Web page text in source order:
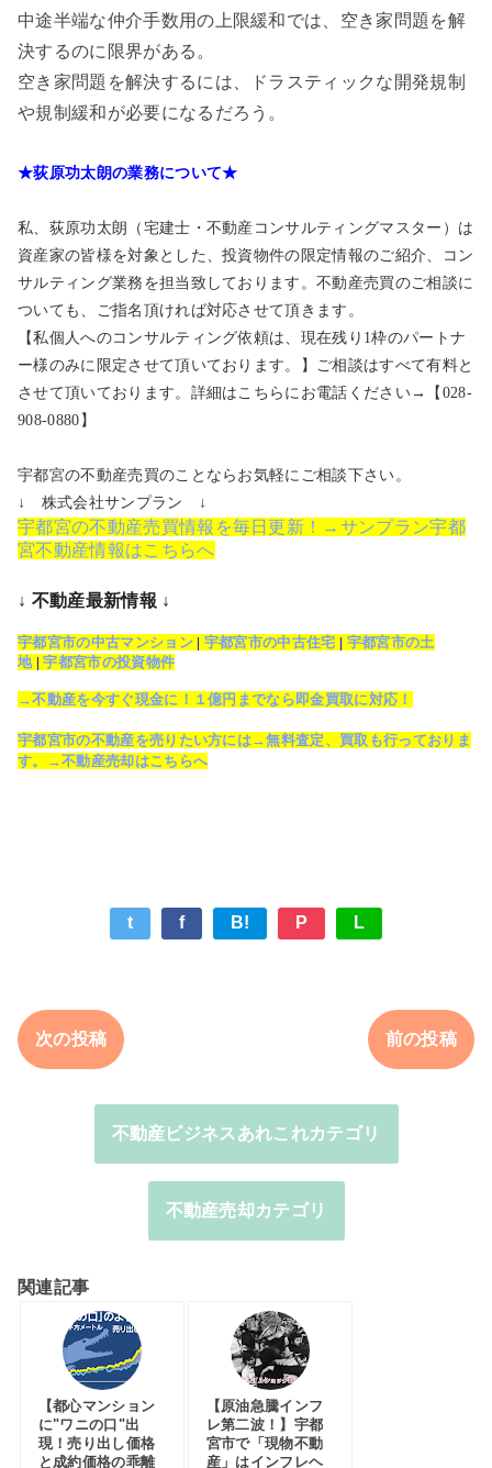
中途半端な仲介手数用の上限緩和では、空き家問題を解
決するのに限界がある。
空き家問題を解決するには、ドラスティックな開発規制
や規制緩和が必要になるだろう。
★荻原功太朗の業務について★
私、荻原功太朗（宅建士・不動産コンサルティングマスター）は
資産家の皆様を対象とした、投資物件の限定情報のご紹介、コン
サルティング業務を担当致しております。不動産売買のご相談に
ついても、ご指名頂ければ対応させて頂きます。
【私個人へのコンサルティング依頼は、現在残り1枠のパートナ
ー様のみに限定させて頂いております。】ご相談はすべて有料と
させて頂いております。詳細はこちらにお電話ください→【028-
908-0880】
宇都宮の不動産売買のことならお気軽にご相談下さい。
↓ 株式会社サンプラン ↓
宇都宮の不動産売買情報を毎日更新！→サンプラン宇都
宮不動産情報はこちらへ
↓ 不動産最新情報 ↓
宇都宮市の中古マンション| 宇都宮市の中古住宅 | 宇都宮市の土
地|宇都宮市の投資物件
→不動産を今すぐ現金に！１億円までなら即金買取に対応！
宇都宮市の不動産を売りたい方には→無料査定、買取も行っておりま
す。→不動産売却はこちらへ
t f B! P L
次の投稿 前の投稿
不動産ビジネスあれこれカテゴリ
不動産売却カテゴリ
関連記事
【都心マンション
に"ワニの口"出
現！売り出し価格
と成約価格の乖離
【原油急騰インフ
レ第二波！】宇都
宮市で「現物不動
産」はインフレヘ